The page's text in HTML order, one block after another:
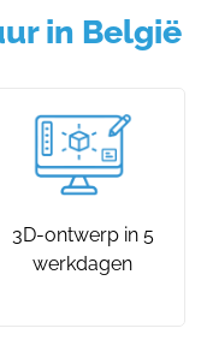
in België
3D-ontwerp in 5
werkdagen